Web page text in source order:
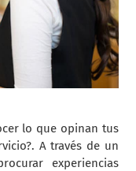
lo que opinan tus
A través de un
experiencias